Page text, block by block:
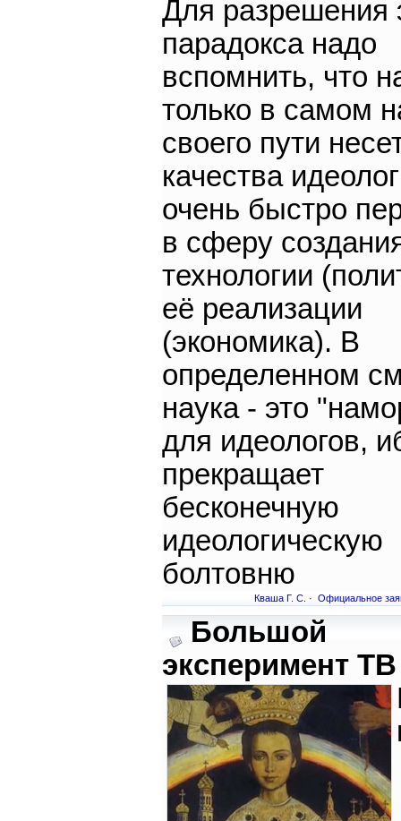
Для разрешения
парадокса надо
вспомнить, что
только в самом
своего пути
качества
очень быстро
в сферу
технологии
её реализации
(экономика). В
определенном
наука - это
для идеологов,
прекращает
бесконечную
идеологическую
болтовню
Кваша Г. С. · Официальное
Большой
эксперимент ТВ